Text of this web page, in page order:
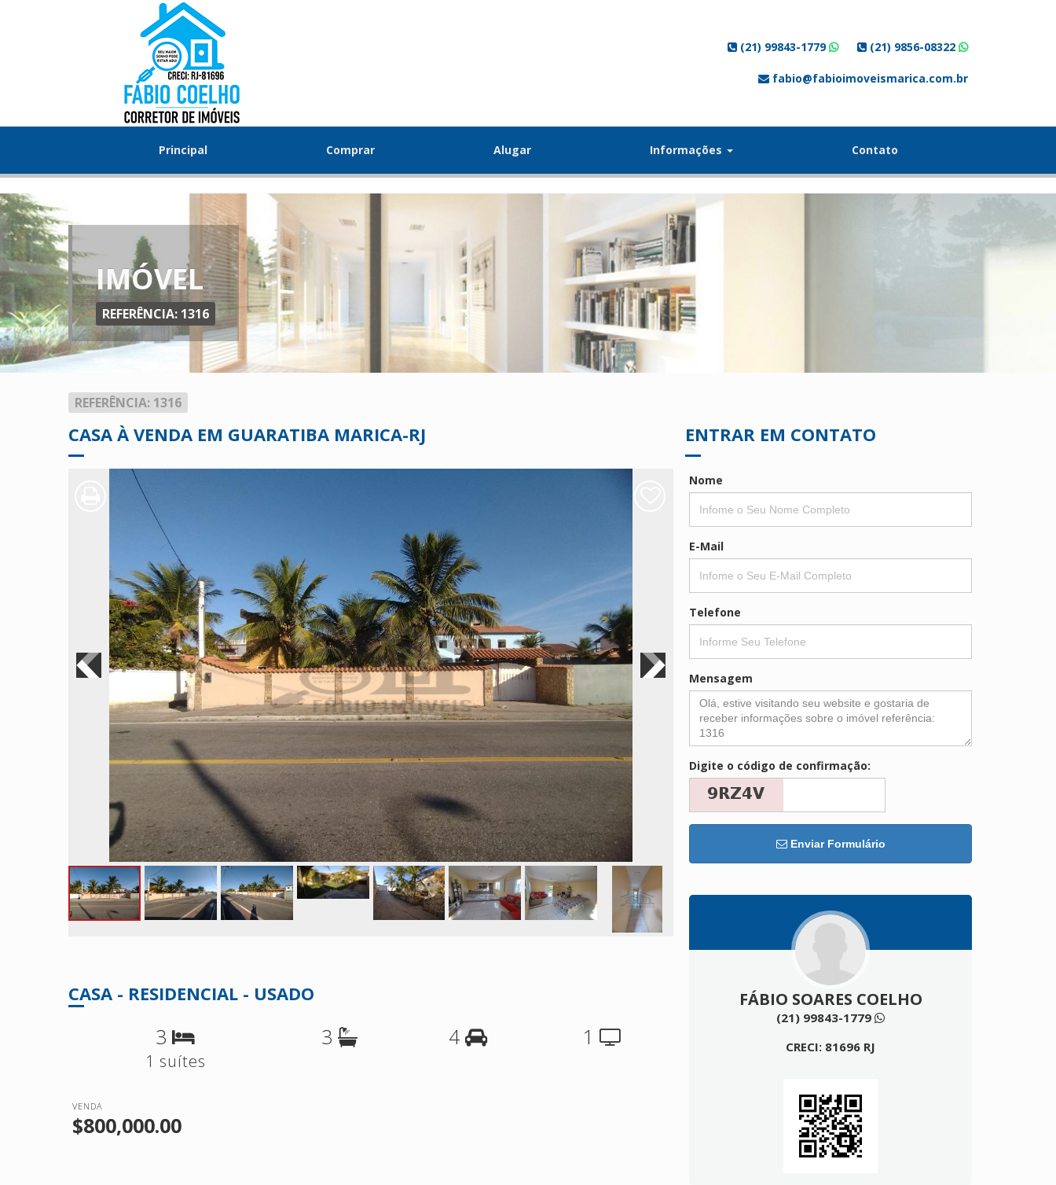
(21) 99843-1779 (21) 9856-08322
fabio@fabioimoveismarica.com.br
Principal Comprar Alugar Informações Contato
IMÓVEL
REFERÊNCIA: 1316
REFERÊNCIA: 1316
CASA À VENDA EM GUARATIBA MARICA-RJ
CASA - RESIDENCIAL - USADO
3
1 suítes
3 4 1
VENDA
$800,000.00
ENTRAR EM CONTATO
Nome
E-Mail
Telefone
Mensagem
Digite o código de confirmação:
Enviar Formulário
FÁBIO SOARES COELHO
(21) 99843-1779
CRECI: 81696 RJ